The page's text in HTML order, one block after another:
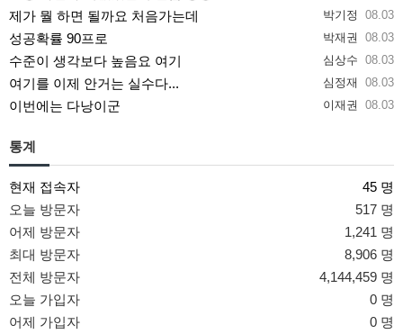
박기정 08.03
제가 뭘 하면 될까요 처음가는데
박재권 08.03
성공확률 90프로
심상수 08.03
수준이 생각보다 높음요 여기
심정재 08.03
여기를 이제 안거는 실수다...
이재권 08.03
이번에는 다낭이군
통계
현재 접속자
45 명
오늘 방문자
517 명
어제 방문자
1,241 명
최대 방문자
8,906 명
전체 방문자
4,144,459 명
오늘 가입자
0 명
어제 가입자
0 명